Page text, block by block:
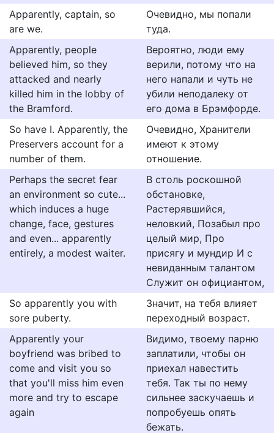
Apparently, captain, so
are we.
Очевидно, мы попали
туда.
Apparently, people
believed him, so they
attacked and nearly
killed him in the lobby of
the Bramford.
Вероятно, люди ему
верили, потому что на
него напали и чуть не
убили неподалеку от
его дома в Брэмфорде.
So have I. Apparently, the
Preservers account for a
number of them.
Очевидно, Хранители
имеют к этому
отношение.
Perhaps the secret fear
an environment so cute...
which induces a huge
change, face, gestures
and even... apparently
entirely, a modest waiter.
В столь роскошной
обстановке,
Растерявшийся,
неловкий, Позабыл про
целый мир, Про
присягу и мундир И с
невиданным талантом
Служит он официантом,
So apparently you with
sore puberty.
Значит, на тебя влияет
переходный возраст.
Apparently your
boyfriend was bribed to
come and visit you so
that you'll miss him even
more and try to escape
again
Видимо, твоему парню
заплатили, чтобы он
приехал навестить
тебя. Так ты по нему
сильнее заскучаешь и
попробуешь опять
бежать.